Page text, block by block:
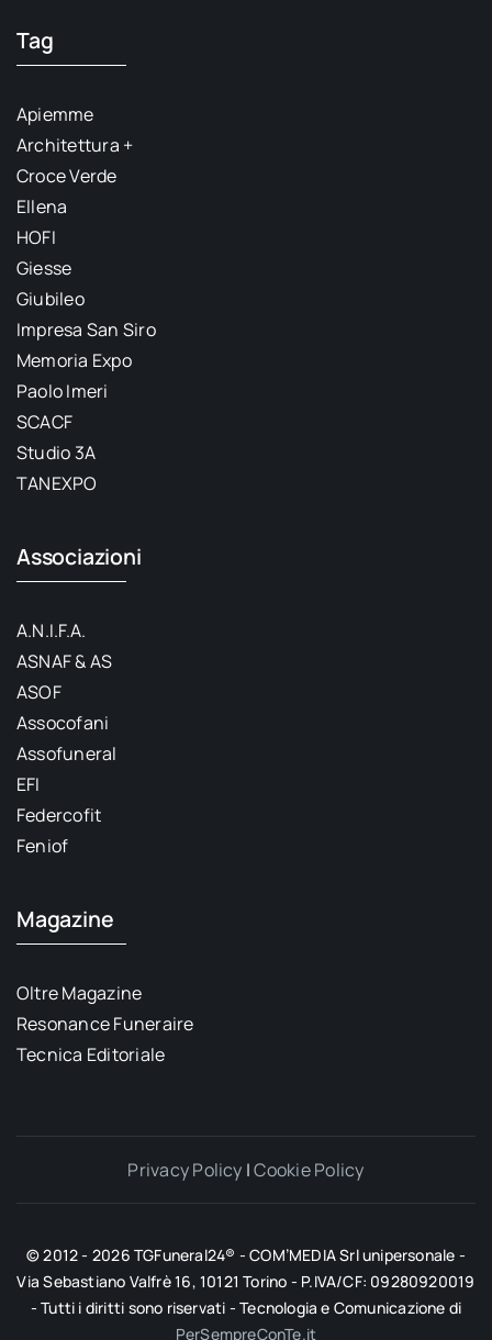
Tag
Apiemme
Architettura +
Croce Verde
Ellena
HOFI
Giesse
Giubileo
Impresa San Siro
Memoria Expo
Paolo Imeri
SCACF
Studio 3A
TANEXPO
Associazioni
A.N.I.F.A.
ASNAF & AS
ASOF
Assocofani
Assofuneral
EFI
Federcofit
Feniof
Magazine
Oltre Magazine
Resonance Funeraire
Tecnica Editoriale
Privacy Policy |Cookie Policy
© 2012 - 2026 TGFuneral24® - COM’MEDIA Srl unipersonale -
Via Sebastiano Valfrè 16, 10121 Torino - P.IVA/CF: 09280920019
- Tutti i diritti sono riservati - Tecnologia e Comunicazione di
PerSempreConTe.it